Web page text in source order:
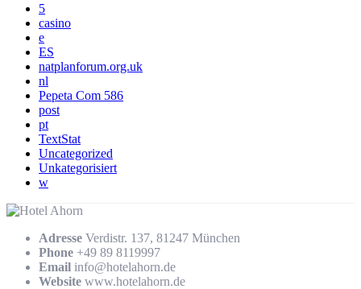
5
casino
e
ES
natplanforum.org.uk
nl
Pepeta Com 586
post
pt
TextStat
Uncategorized
Unkategorisiert
w
Adresse Verdistr. 137, 81247 München
Phone +49 89 8119997
Email info@hotelahorn.de
Website www.hotelahorn.de